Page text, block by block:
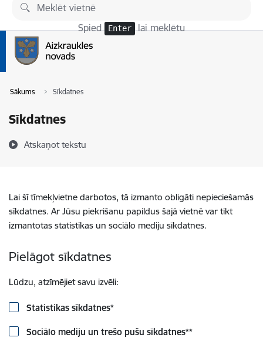
Pāriet uz lapas saturu
Spied Enter lai meklētu
Sākums Sīkdatnes
Sīkdatnes
Atskaņot tekstu
Lai šī tīmekļvietne darbotos, tā izmanto obligāti nepieciešamās
sīkdatnes. Ar Jūsu piekrišanu papildus šajā vietnē var tikt
izmantotas statistikas un sociālo mediju sīkdatnes.
Pielāgot sīkdatnes
Lūdzu, atzīmējiet savu izvēli:
Statistikas sīkdatnes*
Sociālo mediju un trešo pušu sīkdatnes**